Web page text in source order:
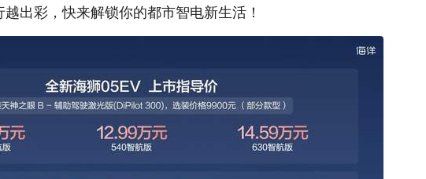
出彩，快来解锁你的都市智电新生活！